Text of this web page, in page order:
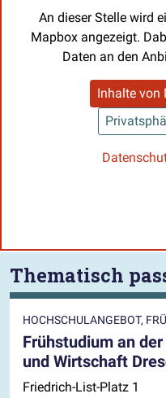
An dieser Stelle wird
Mapbox angezeigt.
Daten an den
Inhalte von
Thematisch
HOCHSCHULANGEBOT,
Frühstudium an
und Wirtschaft
Friedrich-List-Platz 1